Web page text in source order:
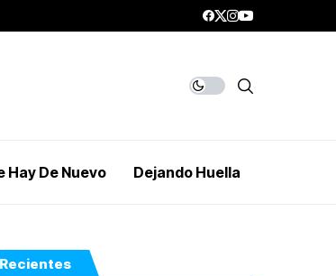
Hay De Nuevo Dejando Huella